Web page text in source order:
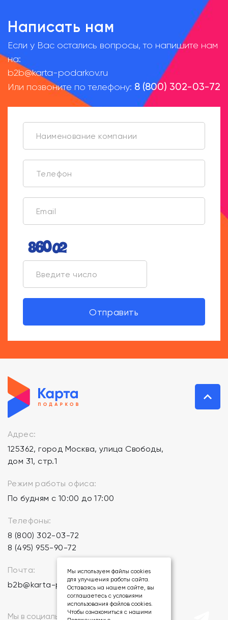
Написать нам
Если у Вас остались вопросы, то напишите нам
на:
b2b@karta-podarkov.ru
Или позвоните по телефону: 8 (800) 302-03-72
Отправить
Адрес:
125362, город Москва, улица Свободы,
дом 31, стр.1
Режим работы офиса:
По будням с 10:00 до 17:00
Телефоны:
8 (800) 302-03-72
8 (495) 955-90-72
Почта:
b2b@karta-podarkov.ru
Мы в социальных сетях:
Мы используем файлы cookies
для улучшения работы сайта.
Оставаясь на нашем сайте, вы
соглашаетесь с условиями
использования файлов cookies.
Чтобы ознакомиться с нашими